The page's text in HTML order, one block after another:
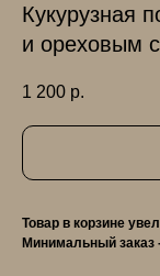
Кукурузная
и ореховым
1 200 р.
Товар в корзине
Минимальный заказ